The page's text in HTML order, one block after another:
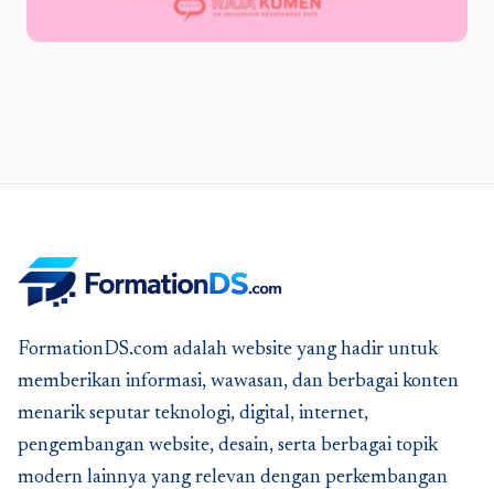
FormationDS.com adalah website yang hadir untuk
memberikan informasi, wawasan, dan berbagai konten
menarik seputar teknologi, digital, internet,
pengembangan website, desain, serta berbagai topik
modern lainnya yang relevan dengan perkembangan